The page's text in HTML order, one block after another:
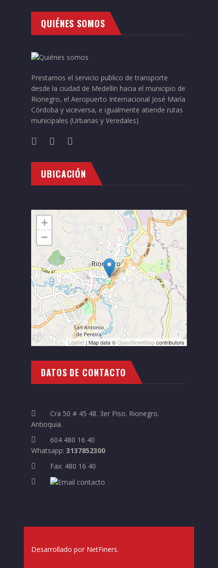
QUIÉNES SOMOS
Prestamos el servicio publico de transporte
desde la ciudad de Medellín hacia el municipio de
Rionegro, el Aeropuerto Internacional José María
Córdoba y viceversa, e igualmente atiende rutas
municipales (Urbanas y Veredales)
UBICACIÓN
+
−
Leaflet | Map data ©OpenStreetMapcontributors
DATOS DE CONTACTO
Cra 50 # 45 48. 3er Piso. Rionegro.
Antioquia.
604 480 16 40
Whatsapp: 3137852300
Fax: 480 16 40
Desarrollado por NetFiners.